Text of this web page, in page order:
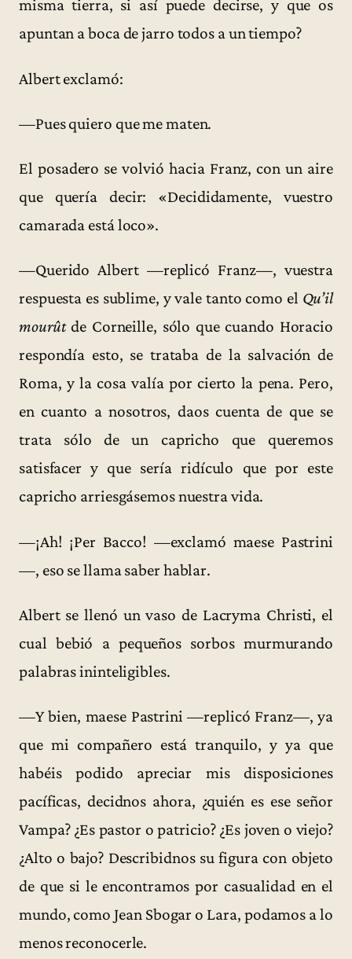
misma tierra, si así puede decirse, y que os
apuntan a boca de jarro todos a un tiempo?
Albert exclamó:
—Pues quiero que me maten.
El posadero se volvió hacia Franz, con un aire
que quería decir: «Decididamente, vuestro
camarada está loco».
—Querido Albert —replicó Franz—, vuestra
respuesta es sublime, y vale tanto como el Qu’il
mourûtde Corneille, sólo que cuando Horacio
respondía esto, se trataba de la salvación de
Roma, y la cosa valía por cierto la pena. Pero,
en cuanto a nosotros, daos cuenta de que se
trata sólo de un capricho que queremos
satisfacer y que sería ridículo que por este
capricho arriesgásemos nuestra vida.
—¡Ah! ¡Per Bacco! —exclamó maese Pastrini
—, eso se llama saber hablar.
Albert se llenó un vaso de Lacryma Christi, el
cual bebió a pequeños sorbos murmurando
palabras ininteligibles.
—Y bien, maese Pastrini —replicó Franz—, ya
que mi compañero está tranquilo, y ya que
habéis podido apreciar mis disposiciones
pacíficas, decidnos ahora, ¿quién es ese señor
Vampa? ¿Es pastor o patricio? ¿Es joven o viejo?
¿Alto o bajo? Describidnos su figura con objeto
de que si le encontramos por casualidad en el
mundo, como Jean Sbogar o Lara, podamos a lo
menos reconocerle.